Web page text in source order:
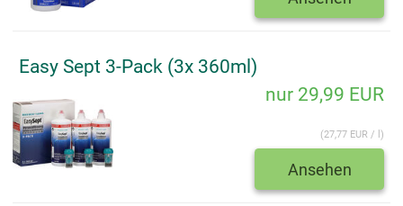
Easy Sept 3-Pack (3x 360ml)
nur 29,99 EUR
(27,77 EUR / l)
Ansehen